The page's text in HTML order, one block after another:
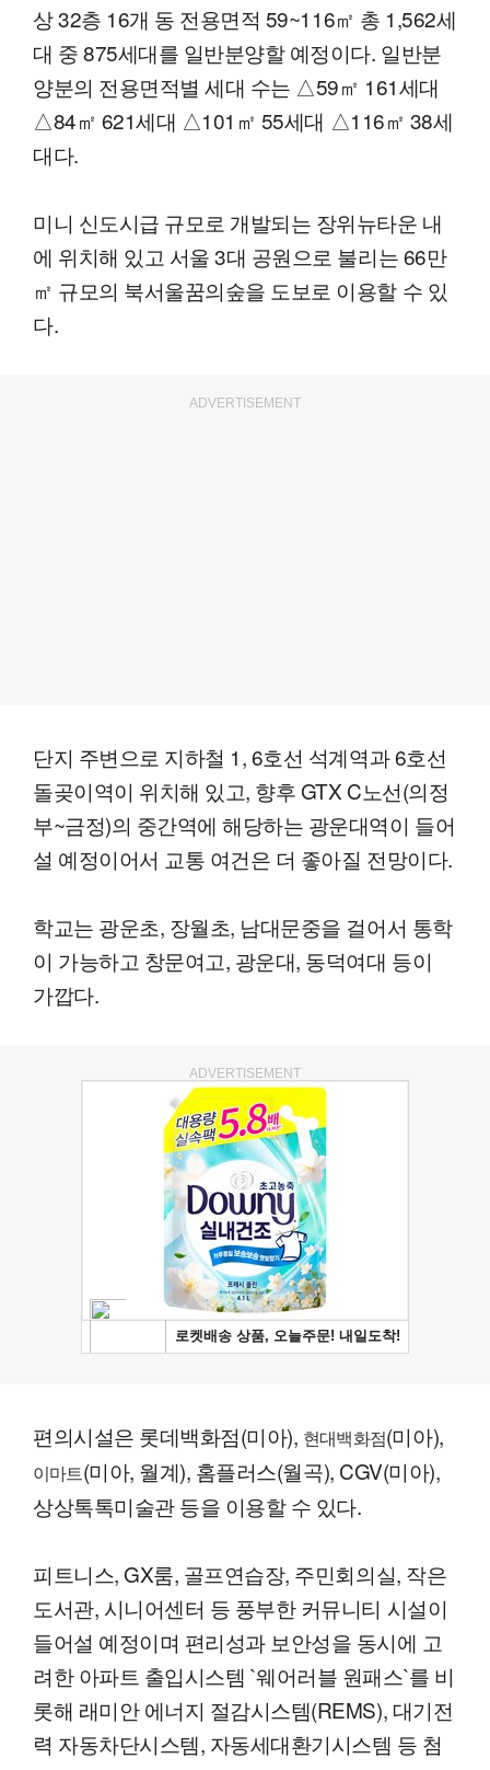
상 32층 16개 동 전용면적 59~116㎡ 총 1,562세
대 중 875세대를 일반분양할 예정이다. 일반분
양분의 전용면적별 세대 수는 △59㎡ 161세대
△84㎡ 621세대 △101㎡ 55세대 △116㎡ 38세
대다.
미니 신도시급 규모로 개발되는 장위뉴타운 내
에 위치해 있고 서울 3대 공원으로 불리는 66만
㎡ 규모의 북서울꿈의숲을 도보로 이용할 수 있
다.
ADVERTISEMENT
단지 주변으로 지하철 1, 6호선 석계역과 6호선
돌곶이역이 위치해 있고, 향후 GTX C노선(의정
부~금정)의 중간역에 해당하는 광운대역이 들어
설 예정이어서 교통 여건은 더 좋아질 전망이다.
학교는 광운초, 장월초, 남대문중을 걸어서 통학
이 가능하고 창문여고, 광운대, 동덕여대 등이
가깝다.
ADVERTISEMENT
편의시설은 롯데백화점(미아), 현대백화점(미아),
이마트(미아, 월계), 홈플러스(월곡), CGV(미아),
상상톡톡미술관 등을 이용할 수 있다.
피트니스, GX룸, 골프연습장, 주민회의실, 작은
도서관, 시니어센터 등 풍부한 커뮤니티 시설이
들어설 예정이며 편리성과 보안성을 동시에 고
려한 아파트 출입시스템 `웨어러블 원패스`를 비
롯해 래미안 에너지 절감시스템(REMS), 대기전
력 자동차단시스템, 자동세대환기시스템 등 첨